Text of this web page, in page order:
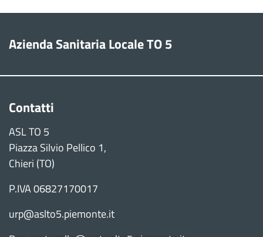
Azienda Sanitaria Locale TO 5
Contatti
ASL TO 5
Piazza Silvio Pellico 1,
Chieri (TO)
P.IVA 06827170017
urp@aslto5.piemonte.it